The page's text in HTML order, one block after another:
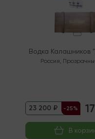
Водка Калашников
Россия,
23 200 ₽ -25%
В